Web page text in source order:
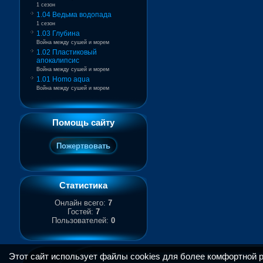
1 сезон
1.04 Ведьма водопада
1 сезон
1.03 Глубина
Война между сушей и морем
1.02 Пластиковый
апокалипсис
Война между сушей и морем
1.01 Homo aqua
Война между сушей и морем
Помощь сайту
Статистика
Онлайн всего: 7
Гостей: 7
Пользователей: 0
Этот сайт использует файлы cookies для более комфортной